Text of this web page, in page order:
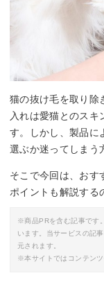
猫の抜け毛を取り除
入れは愛猫とのスキ
す。しかし、製品に
選ぶか迷ってしまう
そこで今回は、おす
ポイントも解説する
※商品PRを含む記事です
います。当サービスの記
元されます。
※本サイトではコンテン